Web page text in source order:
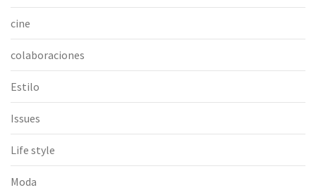
cine
colaboraciones
Estilo
Issues
Life style
Moda